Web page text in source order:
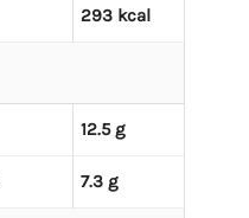
293 kcal
12.5 g
7.3 g